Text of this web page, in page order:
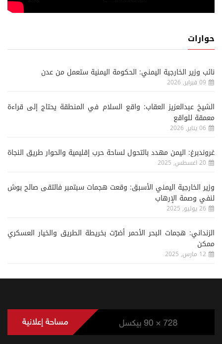
حوارات
نائب وزير الخارجية اليمني: الحكومة اليمنية ستعمل من عدن
09 فبراير, 2026
الشيخ عبدالعزيز العقاب: واقع السلام في المنطقة يحتاج إلى قراءة
معمقة للواقع
06 يناير, 2026
غروندبرغ: اليمن مهدد بالتحول لساحة حرب إقليمية والحوار طريق النجاة
20 اغسطس, 2025
وزير الخارجية اليمني الأسبق: وقعت هجمات سبتمبر فالتقى صالح بوش
لنفي وصمة الإرهاب
26 يوليو, 2025
الزنداني: هجمات البحر الأحمر أضرّت بخريطة الطريق والخيار العسكري
ممكن
12 مارس, 2025